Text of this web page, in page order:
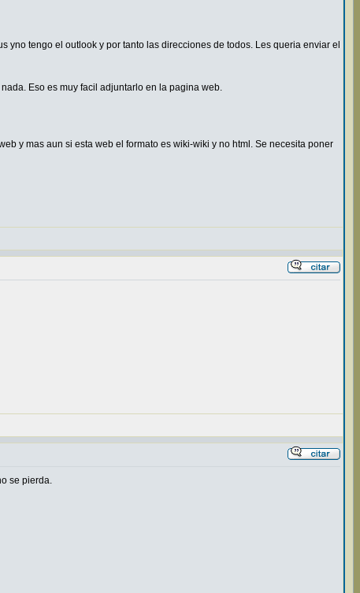
tengo el outlook y por tanto las direcciones de todos. Les queria enviar el
Eso es muy facil adjuntarlo en la pagina web.
y mas aun si esta web el formato es wiki-wiki y no html. Se necesita poner
se pierda.